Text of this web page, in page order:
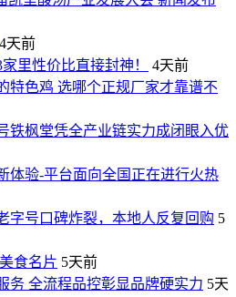
4天前
里性价比直接封神！
4天前
特色鸡 选哪个正规厂家才靠谱不
铁枫堂凭全产业链实力成闭眼入优
体验-平台面向全国正在进行火热
字号口碑炸裂，本地人反复回购 5
食名片 5天前
务 全流程品控彰显品牌硬实力 5天